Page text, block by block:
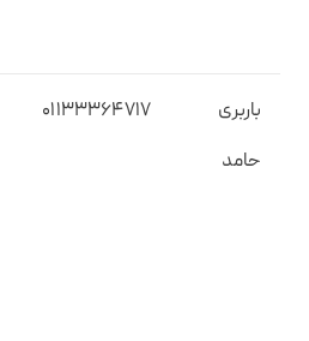
باربری
حامد
01133364717